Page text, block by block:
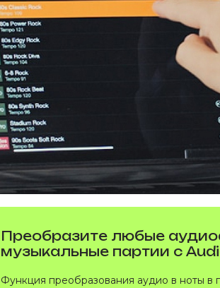
Преобразите любые
музыкальные партии с
Функция преобразования аудио в ноты в